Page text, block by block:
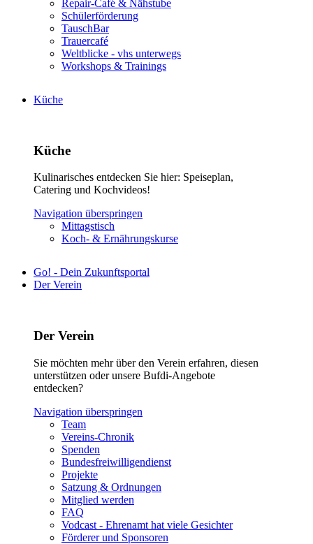
Repair-Café & Nähstube
Schülerförderung
TauschBar
Trauercafé
Weltblicke - vhs unterwegs
Workshops & Trainings
Küche
Küche
Kulinarisches entdecken Sie hier: Speiseplan,
Catering und Kochvideos!
Navigation überspringen
Mittagstisch
Koch- & Ernährungskurse
Go! - Dein Zukunftsportal
Der Verein
Der Verein
Sie möchten mehr über den Verein erfahren, diesen
unterstützen oder unsere Bufdi-Angebote
entdecken?
Navigation überspringen
Team
Vereins-Chronik
Spenden
Bundesfreiwilligendienst
Projekte
Satzung & Ordnungen
Mitglied werden
FAQ
Vodcast - Ehrenamt hat viele Gesichter
Förderer und Sponsoren